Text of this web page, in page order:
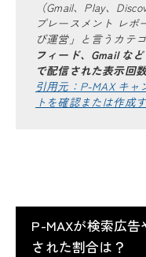
（Gmail、Play、
プレースメント レポ
び運営」と言うカテゴ
フィード、Gmail な
で配信された表示回数
引用元：P-MAX キ
トを確認または作成
P-MAXが検索広
された割合は？